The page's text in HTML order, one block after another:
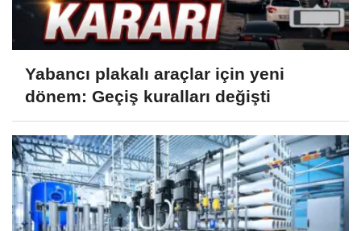
Yabancı plakalı araçlar için yeni
dönem: Geçiş kuralları değişti